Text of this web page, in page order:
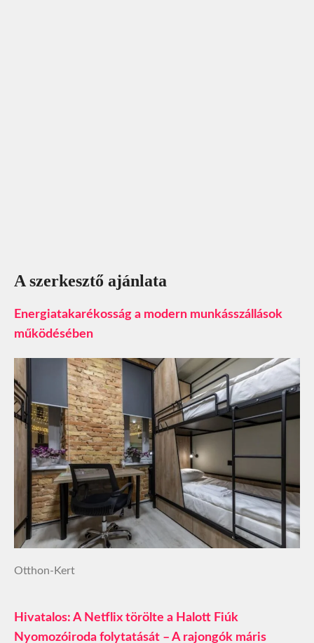
A szerkesztő ajánlata
​Energiatakarékosság a modern munkásszállások
működésében
Otthon-Kert
Hivatalos: A Netflix törölte a Halott Fiúk
Nyomozóiroda folytatását – A rajongók máris